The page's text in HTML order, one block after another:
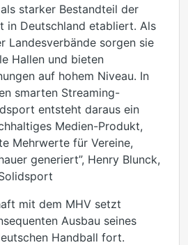
starker Bestandteil der
in Deutschland etabliert. Als
Landesverbände sorgen sie
Hallen und bieten
auf hohem Niveau. In
smarten Streaming-
entsteht daraus ein
Medien-Produkt,
Mehrwerte für Vereine,
generiert”, Henry Blunck,
mit dem MHV setzt
Ausbau seines
Handball fort.